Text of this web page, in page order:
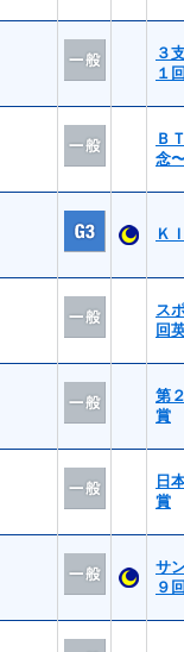
３
１
Ｂ
念
Ｋ
ス
回
第
賞
日
賞
サ
９